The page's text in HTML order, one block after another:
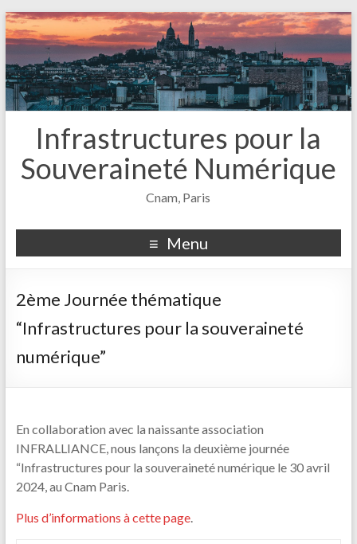
Infrastructures pour la
Souveraineté Numérique
Cnam, Paris
Menu
2ème Journée thématique
“Infrastructures pour la souveraineté
numérique”
En collaboration avec la naissante association
INFRALLIANCE, nous lançons la deuxième journée
“Infrastructures pour la souveraineté numérique le 30 avril
2024, au Cnam Paris.
Plus d’informations à cette page.